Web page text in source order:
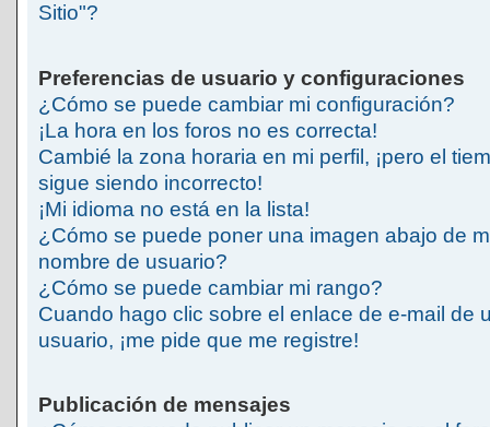
Sitio"?
Preferencias de usuario y configuraciones
¿Cómo se puede cambiar mi configuración?
¡La hora en los foros no es correcta!
Cambié la zona horaria en mi perfil, ¡pero el
sigue siendo incorrecto!
¡Mi idioma no está en la lista!
¿Cómo se puede poner una imagen abajo de
nombre de usuario?
¿Cómo se puede cambiar mi rango?
Cuando hago clic sobre el enlace de e-mail de
usuario, ¡me pide que me registre!
Publicación de mensajes